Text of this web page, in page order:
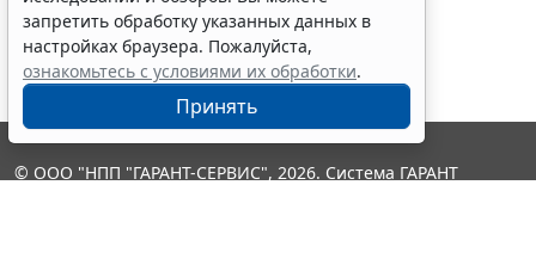
запретить обработку указанных данных в
настройках браузера. Пожалуйста,
ознакомьтесь с условиями их обработки.
Принять
© ООО "НПП "ГАРАНТ-СЕРВИС", 2026. Система ГАРАНТ